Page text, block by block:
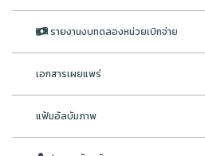
รายงานงบทดลองหน่วยเบิกจ่าย
เอกสารเผยแพร่
แฟ้มอัลบัมภาพ